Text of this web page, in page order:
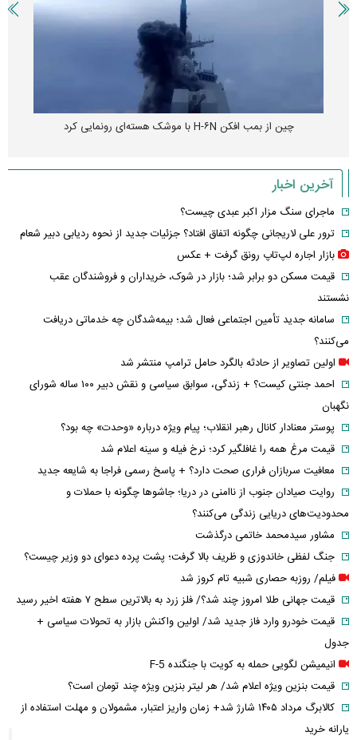
چین از بمب افکن H-۶N با موشک هسته‌ای رونمایی کرد
آخرین اخبار
ماجرای سنگ مزار اکبر عبدی چیست؟
ترور علی لاریجانی چگونه اتفاق افتاد؟ جزئیات جدید از نحوه ردیابی دبیر شعام
بازار اجاره لپ‌تاپ رونق گرفت + عکس
قیمت مسکن دو برابر شد؛ بازار در شوک، خریداران و فروشندگان عقب
نشستند
سامانه جدید تأمین اجتماعی فعال شد؛ بیمه‌شدگان چه خدماتی دریافت
می‌کنند؟
اولین تصاویر از حادثه بالگرد حامل ترامپ منتشر شد
احمد جنتی کیست؟ + زندگی، سوابق سیاسی و نقش دبیر ۱۰۰ ساله شورای
نگهبان
پوستر معنادار کانال رهبر انقلاب؛ پیام ویژه درباره «وحدت» چه بود؟
قیمت مرغ همه را غافلگیر کرد؛ نرخ فیله و سینه اعلام شد
معافیت سربازان فراری صحت دارد؟ + پاسخ رسمی فراجا به شایعه جدید
روایت صیادان جنوب از ناامنی در دریا؛ جاشوها چگونه با حملات و
محدودیت‌های دریایی زندگی می‌کنند؟
مشاور سیدمحمد خاتمی درگذشت
جنگ لفظی خاندوزی و ظریف بالا گرفت؛ پشت پرده دعوای دو وزیر چیست؟
فیلم/ روزبه حصاری شبیه تام کروز شد
قیمت جهانی طلا امروز چند شد؟/ فلز زرد به بالاترین سطح ۷ هفته اخیر رسید
قیمت خودرو وارد فاز جدید شد/ اولین واکنش بازار به تحولات سیاسی +
جدول
انیمیشن لگویی حمله به کویت با جنگنده F-5
قیمت بنزین ویژه اعلام شد/ هر لیتر بنزین ویژه چند تومان است؟
کالابرگ مرداد ۱۴۰۵ شارژ شد+ زمان واریز اعتبار، مشمولان و مهلت استفاده از
یارانه خرید